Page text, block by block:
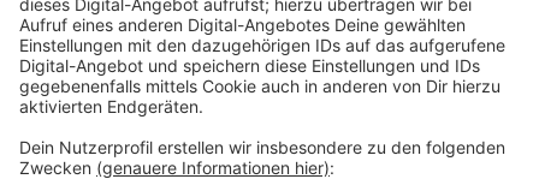
Unsere Gastrobloggerin liebt Döner und ein gutes
Stück Fleisch im Döner ist wichtig für die Qualität.
Aber muss es ein Wagyu sein? Sie sagt „Kann man mal
solches Angebot in Bonn würde ich es wahrscheinlich
auch nur einmal essen und dann nie wieder."